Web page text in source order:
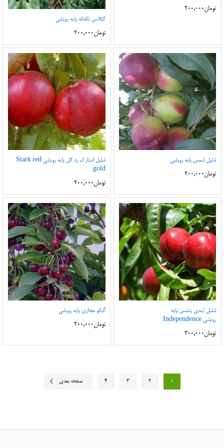
تومان200,000
گیلاس تکدانه پایه رویشی
تومان200,000
شلیل شمس پایه رویشی
تومان200,000
شلیل استارک رد گل پایه رویشی Stark red
gold
تومان200,000
شلیل ایندی پندنس پایه
رویشی Independence
تومان200,000
آلبالو مجاری پایه رویشی
تومان200,000
1
2
3
4 صفحه بعدی